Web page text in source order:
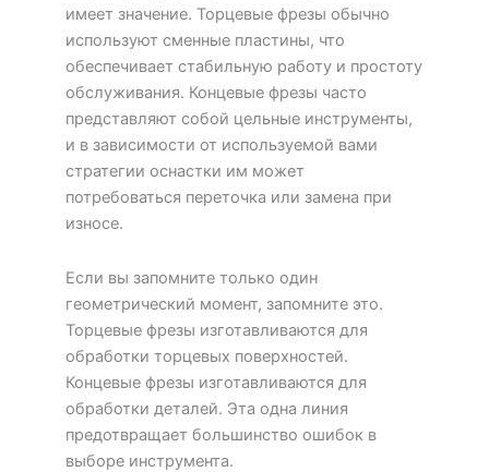
имеет значение. Торцевые фрезы обычно
используют сменные пластины, что
обеспечивает стабильную работу и простоту
обслуживания. Концевые фрезы часто
представляют собой цельные инструменты,
и в зависимости от используемой вами
стратегии оснастки им может
потребоваться переточка или замена при
износе.
Если вы запомните только один
геометрический момент, запомните это.
Торцевые фрезы изготавливаются для
обработки торцевых поверхностей.
Концевые фрезы изготавливаются для
обработки деталей. Эта одна линия
предотвращает большинство ошибок в
выборе инструмента.